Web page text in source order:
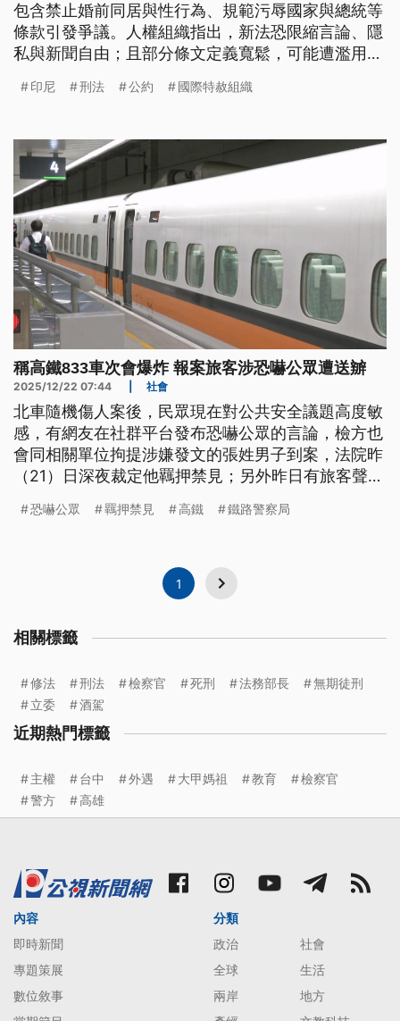
包含禁止婚前同居與性行為、規範污辱國家與總統等
條款引發爭議。人權組織指出，新法恐限縮言論、隱
私與新聞自由；且部分條文定義寬鬆，可能遭濫用。
督、可能危及人身自由。
印尼 刑法 公約 國際特赦組織
稱高鐵833車次會爆炸 報案旅客涉恐嚇公眾遭送辧
2025/12/22 07:44 社會
北車隨機傷人案後，民眾現在對公共安全議題高度敏
感，有網友在社群平台發布恐嚇公眾的言論，檢方也
會同相關單位拘提涉嫌發文的張姓男子到案，法院昨
（21）日深夜裁定他羈押禁見；另外昨日有旅客聲稱
恐嚇公眾 羈押禁見 高鐵 鐵路警察局
1
相關標籤
修法 刑法 檢察官 死刑 法務部長
無期徒刑
立委
酒駕
近期熱門標籤
主權 台中 外遇 大甲媽祖 教育
檢察官
警方
高雄
內容
即時新聞
專題策展
數位敘事
分類
政治
社會
全球
生活
兩岸
地方